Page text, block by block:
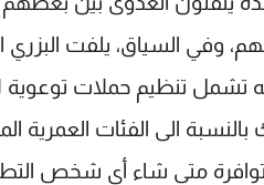
وفي السياق، يلفت
تشمل تنظيم حملات توعوية
الى الفئات العمرية
متى شاء أي شخص